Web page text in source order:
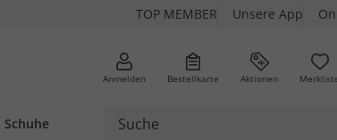
TOP MEMBER Unsere App
Anmelden Bestellkarte Aktionen
Schuhe